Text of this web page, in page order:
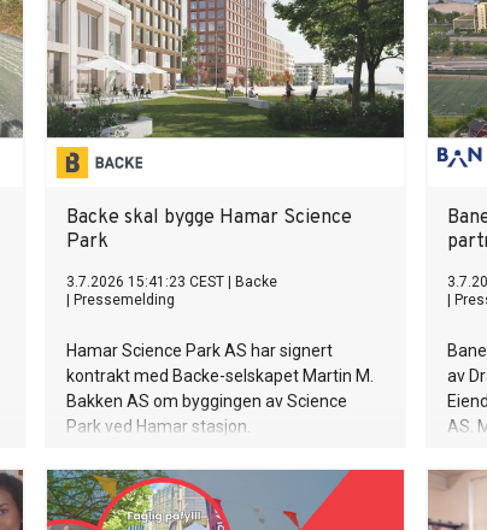
Backe skal bygge Hamar Science
Park
3.7.2026 15:41:23 CEST
Backe
Pressemelding
Hamar Science Park AS har signert
kontrakt med Backe-selskapet Martin M.
Bakken AS om byggingen av Science
Park ved Hamar stasjon.
én milliard kroner, og byggestart er
planlagt høsten 2026.
av
AS.